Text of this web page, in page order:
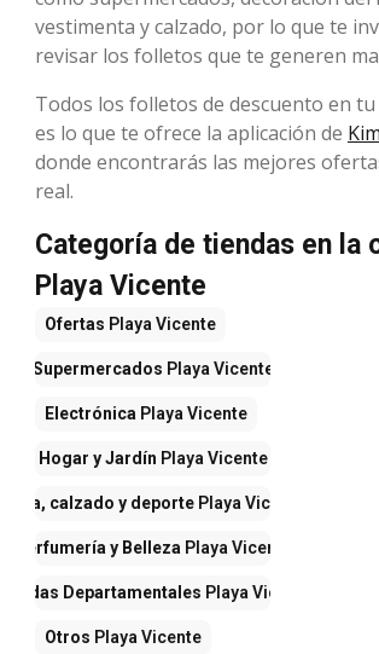
vestimenta y calzado, por lo que te
revisar los folletos que te generen
Todos los folletos de descuento en
es lo que te ofrece la aplicación de
donde encontrarás las mejores
real.
Categoría de tiendas en la
Playa Vicente
Ofertas Playa Vicente
Supermercados Playa Vicente
Electrónica Playa Vicente
Hogar y Jardín Playa Vicente
Ropa, calzado y deporte Playa Vicente
Perfumería y Belleza Playa Vicente
Departamentales Playa Vicente
Otros Playa Vicente